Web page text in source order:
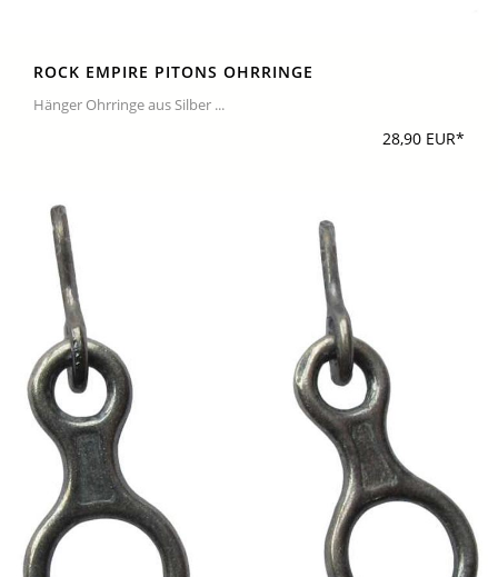
ROCK EMPIRE PITONS OHRRINGE
Hänger Ohrringe aus Silber ...
28,90 EUR*